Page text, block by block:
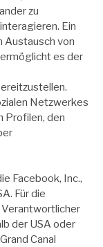
zu
Ein
Austausch von
es der
Netzwerkes
Profilen, den
Facebook, Inc.,
Für die
der USA oder
Canal